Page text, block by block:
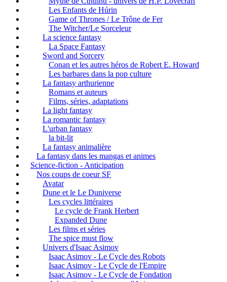
Les Enfants de Húrin
Game of Thrones / Le Trône de Fer
The Witcher/Le Sorceleur
La science fantasy
La Space Fantasy
Sword and Sorcery
Conan et les autres héros de Robert E. Howard
Les barbares dans la pop culture
La fantasy arthurienne
Romans et auteurs
Films, séries, adaptations
La light fantasy
La romantic fantasy
L'urban fantasy
la bit-lit
La fantasy animalière
La fantasy dans les mangas et animes
Science-fiction - Anticipation
Nos coups de coeur SF
Avatar
Dune et le Le Duniverse
Les cycles littéraires
Le cycle de Frank Herbert
Expanded Dune
Les films et séries
The spice must flow
Univers d'Isaac Asimov
Isaac Asimov - Le Cycle des Robots
Isaac Asimov - Le Cycle de l'Empire
Isaac Asimov - Le Cycle de Fondation